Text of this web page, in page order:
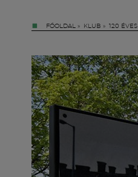
FŐOLDAL » KLUB » 120 ÉVES